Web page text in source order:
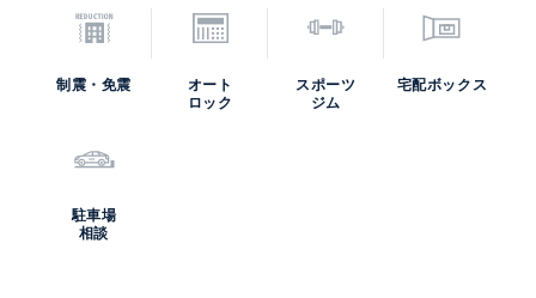
共用部には、多様な施設がございます。天井高８ｍで吹
き抜けの開放的なロビーラウンジではフロントサービス
を行っています。みなとみらい地区を一望できる29階に
ゲストルーム、プライベートジム等、都心生活を豊かに
階が商業施設のスペースとなっており、スーパー、公共
制震・免震
オート
ロック
スポーツ
ジム
宅配ボックス
駐車場
相談